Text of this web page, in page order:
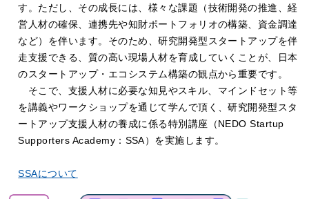
す。ただし、その成長には、様々な課題（技術開発の推進、経
営人材の確保、連携先や知財ポートフォリオの構築、資金調達
など）を伴います。そのため、研究開発型スタートアップを伴
走支援できる、質の高い現場人材を育成していくことが、日本
のスタートアップ・エコシステム構築の観点から重要です。
そこで、支援人材に必要な知見やスキル、マインドセット等
を講義やワークショップを通じて学んで頂く、研究開発型スタ
ートアップ支援人材の養成に係る特別講座（NEDO Startup
Supporters Academy：SSA）を実施します。
SSAについて